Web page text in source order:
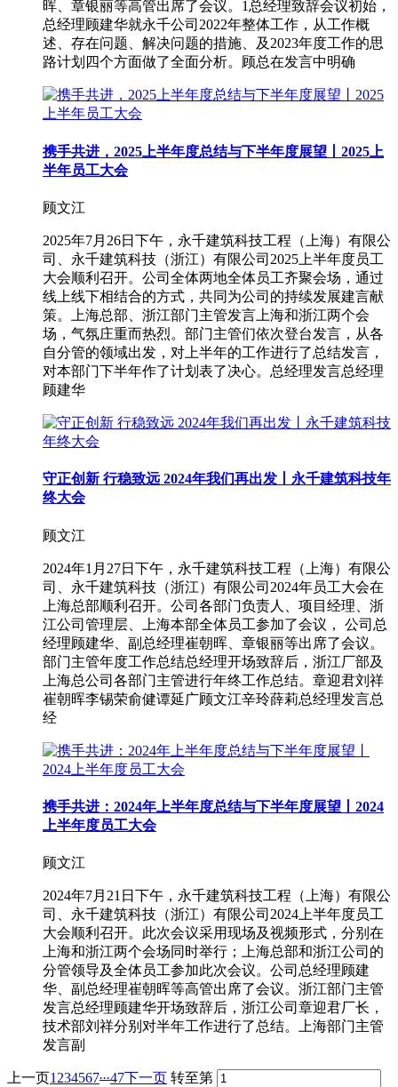
晖、章银丽等高管出席了会议。1总经理致辞会议初始，
总经理顾建华就永千公司2022年整体工作，从工作概
述、存在问题、解决问题的措施、及2023年度工作的思
路计划四个方面做了全面分析。顾总在发言中明确
携手共进，2025上半年度总结与下半年度展望丨2025上
半年员工大会
顾文江
2025年7月26日下午，永千建筑科技工程（上海）有限公
司、永千建筑科技（浙江）有限公司2025上半年度员工
大会顺利召开。公司全体两地全体员工齐聚会场，通过
线上线下相结合的方式，共同为公司的持续发展建言献
策。上海总部、浙江部门主管发言上海和浙江两个会
场，气氛庄重而热烈。部门主管们依次登台发言，从各
自分管的领域出发，对上半年的工作进行了总结发言，
对本部门下半年作了计划表了决心。总经理发言总经理
顾建华
守正创新 行稳致远 2024年我们再出发丨永千建筑科技年
终大会
顾文江
2024年1月27日下午，永千建筑科技工程（上海）有限公
司、永千建筑科技（浙江）有限公司2024年员工大会在
上海总部顺利召开。公司各部门负责人、项目经理、浙
江公司管理层、上海本部全体员工参加了会议， 公司总
经理顾建华、副总经理崔朝晖、章银丽等出席了会议。
部门主管年度工作总结总经理开场致辞后，浙江厂部及
上海总公司各部门主管进行年终工作总结。章迎君刘祥
崔朝晖李锡荣俞健谭延广顾文江辛玲薛莉总经理发言总
经
携手共进：2024年上半年度总结与下半年度展望丨2024
上半年度员工大会
顾文江
2024年7月21日下午，永千建筑科技工程（上海）有限公
司、永千建筑科技（浙江）有限公司2024上半年度员工
大会顺利召开。此次会议采用现场及视频形式，分别在
上海和浙江两个会场同时举行；上海总部和浙江公司的
分管领导及全体员工参加此次会议。公司总经理顾建
华、副总经理崔朝晖等高管出席了会议。浙江部门主管
发言总经理顾建华开场致辞后，浙江公司章迎君厂长，
技术部刘祥分别对半年工作进行了总结。上海部门主管
发言副
上一页1 234567...47下一页 转至第